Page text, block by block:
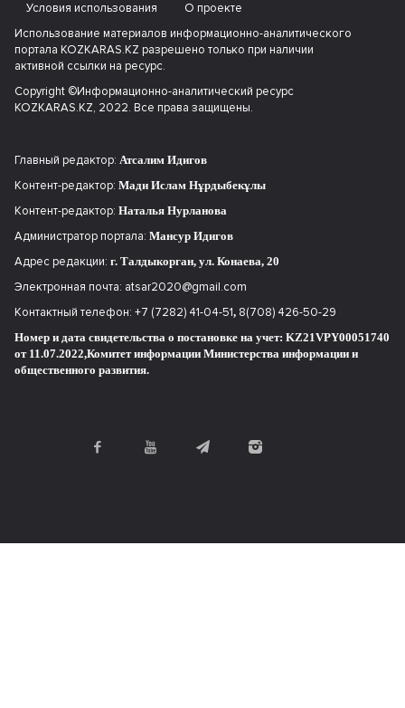
Условия использования
О проекте
Использование материалов информационно-аналитического
портала KOZKARAS.KZ разрешено только при наличии
активной ссылки на ресурс.
Copyright ©Информационно-аналитический ресурс
KOZKARAS.KZ, 2022. Все права защищены.
Главный редактор: Атсалим Идигов
Контент-редактор: Мади Ислам Нұрдыбекұлы
Контент-редактор: Наталья Нурланова
Администратор портала: Мансур Идигов
Адрес редакции: г. Талдыкорган, ул. Конаева, 20
Электронная почта: atsar2020@gmail.com
Контактный телефон: +7 (7282) 41-04-51, 8(708) 426-50-29
Номер и дата свидетельства о постановке на учет: KZ21VPY00051740
от 11.07.2022,Комитет информации Министерства информации и
общественного развития.